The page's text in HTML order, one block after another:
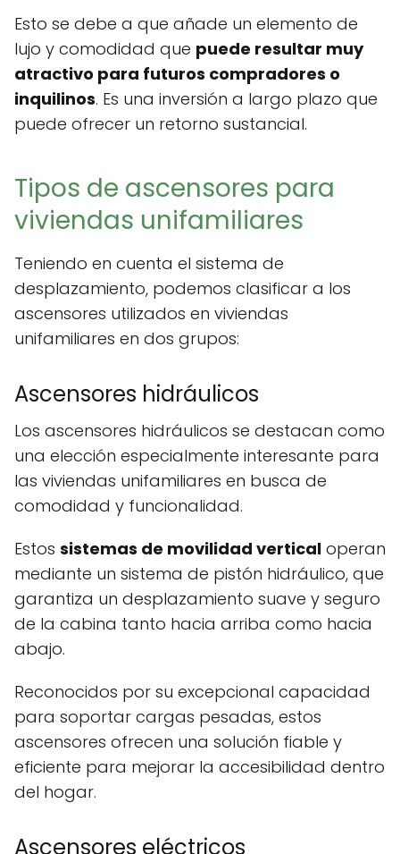
Esto se debe a que añade un elemento de
lujo y comodidad que puede resultar muy
atractivo para futuros compradores o
inquilinos. Es una inversión a largo plazo que
puede ofrecer un retorno sustancial.
Tipos de ascensores para
viviendas unifamiliares
Teniendo en cuenta el sistema de
desplazamiento, podemos clasificar a los
ascensores utilizados en viviendas
unifamiliares en dos grupos:
Ascensores hidráulicos
Los ascensores hidráulicos se destacan como
una elección especialmente interesante para
las viviendas unifamiliares en busca de
comodidad y funcionalidad.
Estos sistemas de movilidad vertical operan
mediante un sistema de pistón hidráulico, que
garantiza un desplazamiento suave y seguro
de la cabina tanto hacia arriba como hacia
abajo.
Reconocidos por su excepcional capacidad
para soportar cargas pesadas, estos
ascensores ofrecen una solución fiable y
eficiente para mejorar la accesibilidad dentro
del hogar.
Ascensores eléctricos